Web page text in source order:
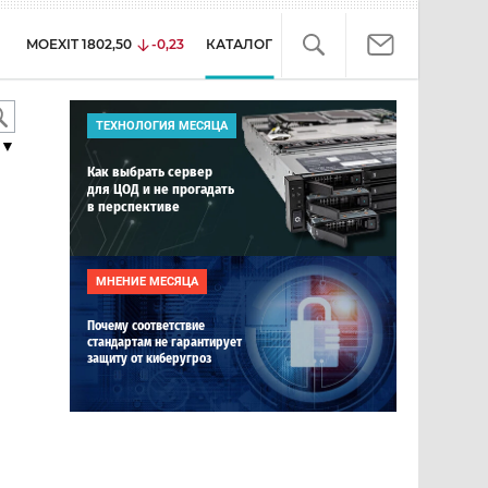
MOEXIT 1802,50 -0,23 КАТАЛОГ
▼
ТЕХНОЛОГИЯ МЕСЯЦА
Как выбрать сервер
для ЦОД и не прогадать
в перспективе
МНЕНИЕ МЕСЯЦА
Почему соответствие
стандартам не гарантирует
защиту от киберугроз